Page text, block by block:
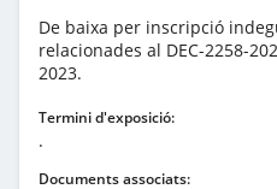
De baixa per inscripció
relacionades al DEC-2258-
2023.
Termini d'exposició:
.
Documents associats: